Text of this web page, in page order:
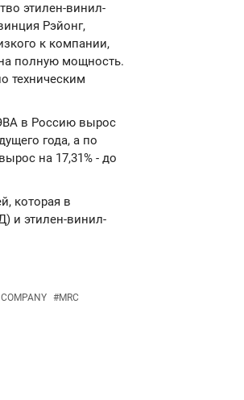
этилен-винил-
Рэйонг,
к компании,
полную мощность.
техническим
в Россию вырос
года, а по
на 17,31% - до
которая в
и этилен-винил-
#MRC